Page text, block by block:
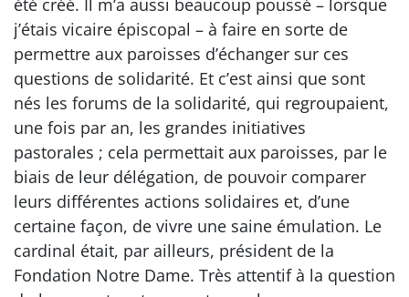
été créé. Il m’a aussi beaucoup poussé – lorsque
j’étais vicaire épiscopal – à faire en sorte de
permettre aux paroisses d’échanger sur ces
questions de solidarité. Et c’est ainsi que sont
nés les forums de la solidarité, qui regroupaient,
une fois par an, les grandes initiatives
pastorales ; cela permettait aux paroisses, par le
biais de leur délégation, de pouvoir comparer
leurs différentes actions solidaires et, d’une
certaine façon, de vivre une saine émulation. Le
cardinal était, par ailleurs, président de la
Fondation Notre Dame. Très attentif à la question